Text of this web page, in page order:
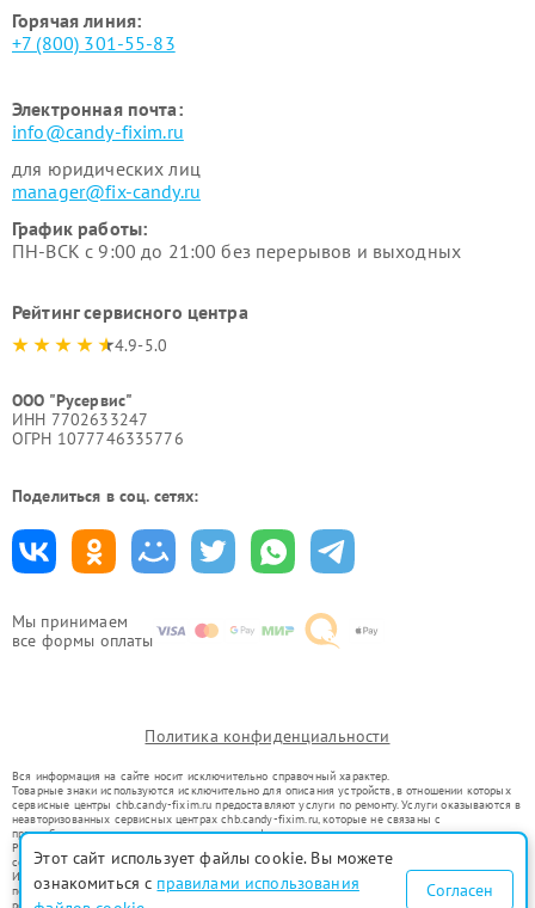
Мы принимаем
все формы оплаты
Горячая линия:
+7 (800) 301-55-83
Электронная почта:
info@candy-fixim.ru
для юридических лиц
manager@fix-candy.ru
График работы:
ПН-ВСК с 9:00 до 21:00 без перерывов и выходных
Рейтинг сервисного центра
4.9-5.0
ООО "Русервис"
ИНН 7702633247
ОГРН 1077746335776
Поделиться в соц. сетях:
Политика конфиденциальности
Вся информация на сайте носит исключительно справочный характер.
Товарные знаки используются исключительно для описания устройств, в отношении которых
сервисные центры chb.candy-fixim.ru предоставляют услуги по ремонту. Услуги оказываются в
неавторизованных сервисных центрах chb.candy-fixim.ru, которые не связаны с
правообладателями товарных знаков или их официальными представителями.
Ремонт осуществляется для устройств, уже введенных в гражданский оборот в соответствии
со статьей 1487 ГК РФ.
Использование товарных знаков не преследует цели индивидуализации услуг или введения
потребителей в заблуждение, а служит для информирования о предоставляемых услугах по
Этот сайт использует файлы cookie. Вы можете
ознакомиться с правилами использования
Согласен